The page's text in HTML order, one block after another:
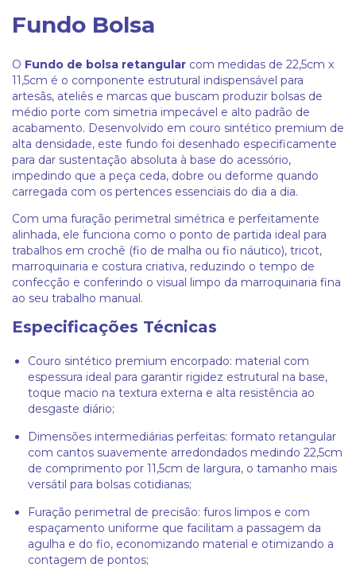
Fundo Bolsa
O Fundo de bolsa retangular com medidas de 22,5cm x
11,5cm é o componente estrutural indispensável para
artesãs, ateliês e marcas que buscam produzir bolsas de
médio porte com simetria impecável e alto padrão de
acabamento. Desenvolvido em couro sintético premium de
alta densidade, este fundo foi desenhado especificamente
para dar sustentação absoluta à base do acessório,
impedindo que a peça ceda, dobre ou deforme quando
carregada com os pertences essenciais do dia a dia.
Com uma furação perimetral simétrica e perfeitamente
alinhada, ele funciona como o ponto de partida ideal para
trabalhos em crochê (fio de malha ou fio náutico), tricot,
marroquinaria e costura criativa, reduzindo o tempo de
confecção e conferindo o visual limpo da marroquinaria fina
ao seu trabalho manual.
Especificações Técnicas
Couro sintético premium encorpado: material com
espessura ideal para garantir rigidez estrutural na base,
toque macio na textura externa e alta resistência ao
desgaste diário;
Dimensões intermediárias perfeitas: formato retangular
com cantos suavemente arredondados medindo 22,5cm
de comprimento por 11,5cm de largura, o tamanho mais
versátil para bolsas cotidianas;
Furação perimetral de precisão: furos limpos e com
espaçamento uniforme que facilitam a passagem da
agulha e do fio, economizando material e otimizando a
contagem de pontos;